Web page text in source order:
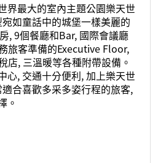
界最大的室內主題公園樂天世
如童話中的城堡一樣美麗的
, 9個餐廳和Bar, 國際會議廳
旅客準備的Executive Floor,
店, 三溫暖等各種附帶設備。
心, 交通十分便利, 加上樂天世
合喜歡多采多姿行程的旅客,
。